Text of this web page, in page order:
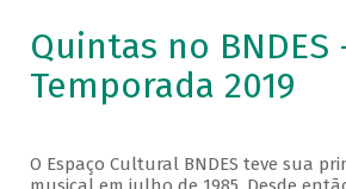
Quintas no BNDES
Temporada 2019
O Espaço Cultural BNDES teve sua